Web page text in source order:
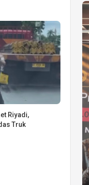
Riyadi,
Truk